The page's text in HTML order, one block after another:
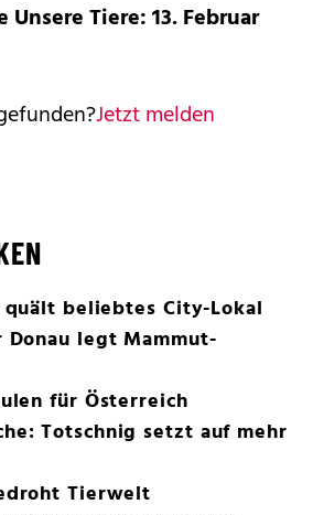
Unsere Tiere: 13. Februar
Jetzt melden
beliebtes City-Lokal
legt Mammut-
für Österreich
Totschnig setzt auf mehr
Tierwelt